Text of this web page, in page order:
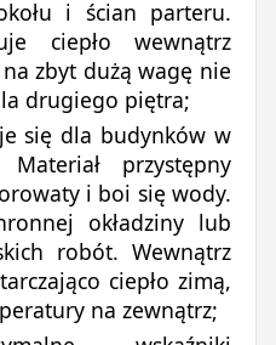
i ścian parteru.
ciepło wewnątrz
zbyt dużą wagę nie
drugiego piętra;
się dla budynków w
przystępny
i boi się wody.
okładziny lub
robót. Wewnątrz
ciepło zimą,
na zewnątrz;